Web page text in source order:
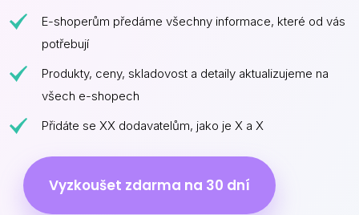
E-shoperům předáme všechny informace, které od vás
potřebují
Produkty, ceny, skladovost a detaily aktualizujeme na
všech e-shopech
Přidáte se XX dodavatelům, jako je X a X
Vyzkoušet zdarma na 30 dní